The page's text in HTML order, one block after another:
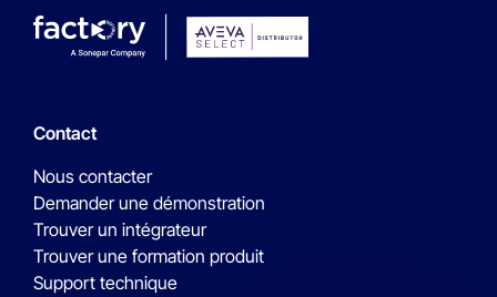
Contact
Nous contacter
Demander une démonstration
Trouver un intégrateur
Trouver une formation produit
Support technique